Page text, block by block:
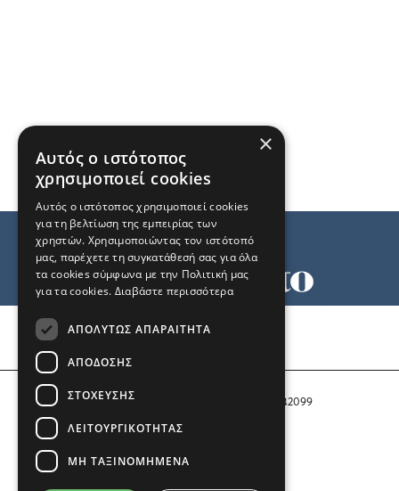
Αριθμός Πιστοποίησης Μ.Η.Τ. 242099
COPYRIGHT © 2026 Το Μανιφέστο
×
Αυτός ο ιστότοπος
χρησιμοποιεί cookies
Αυτός ο ιστότοπος χρησιμοποιεί cookies
για τη βελτίωση της εμπειρίας των
χρηστών. Χρησιμοποιώντας τον ιστότοπό
μας, παρέχετε τη συγκατάθεσή σας για όλα
τα cookies σύμφωνα με την Πολιτική μας
για τα cookies. Διαβάστε περισσότερα
ΑΠΟΛΎΤΩΣ ΑΠΑΡΑΊΤΗΤΑ
ΑΠΌΔΟΣΗΣ
ΣΤΌΧΕΥΣΗΣ
ΛΕΙΤΟΥΡΓΙΚΌΤΗΤΑΣ
ΜΗ ΤΑΞΙΝΟΜΗΜΈΝΑ